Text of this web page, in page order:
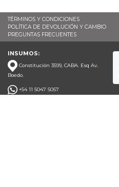
TÉRMINOS Y CONDICIONES
POLÍTICA DE DEVOLUCIÓN Y CAMBIO
PREGUNTAS FRECUENTES
INSUMOS:
Constitución 3599, CABA. Esq Av.
Boedo.
+54 11 5047 5057